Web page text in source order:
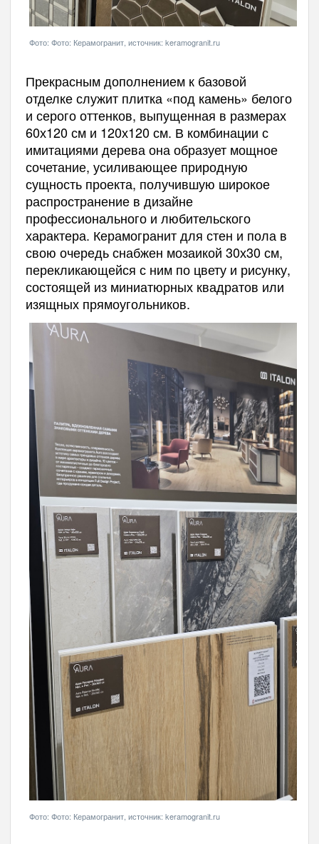
Фото: Фото: Керамогранит, источник: keramogranit.ru
Прекрасным дополнением к базовой
отделке служит плитка «под камень» белого
и серого оттенков, выпущенная в размерах
60х120 см и 120х120 см. В комбинации с
имитациями дерева она образует мощное
сочетание, усиливающее природную
сущность проекта, получившую широкое
распространение в дизайне
профессионального и любительского
характера. Керамогранит для стен и пола в
свою очередь снабжен мозаикой 30х30 см,
перекликающейся с ним по цвету и рисунку,
состоящей из миниатюрных квадратов или
изящных прямоугольников.
Фото: Фото: Керамогранит, источник: keramogranit.ru